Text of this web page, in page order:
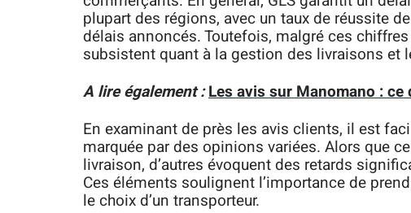
plupart des régions, avec un taux de réussite
délais annoncés. Toutefois, malgré ces
subsistent quant à la gestion des livraisons et
A lire également :Les avis sur Manomano :
En examinant de près les avis clients, il est
marquée par des opinions variées. Alors que
livraison, d’autres évoquent des retards
Ces éléments soulignent l’importance de
le choix d’un transporteur.